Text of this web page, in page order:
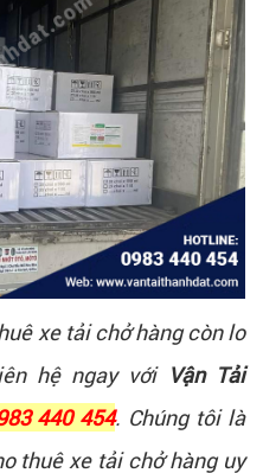
xe tải chở hàng còn lo
hệ ngay với Vận Tải
440 454. Chúng tôi là
thuê xe tải chở hàng uy